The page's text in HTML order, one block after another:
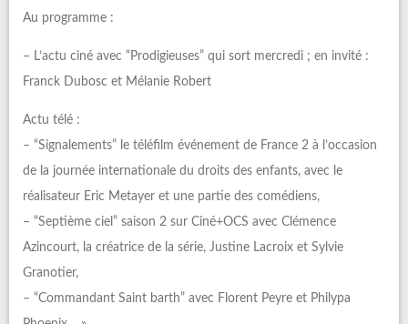
Au programme :
– L’actu ciné avec “Prodigieuses” qui sort mercredi ; en invité :
Franck Dubosc et Mélanie Robert
Actu télé :
– “Signalements” le téléfilm événement de France 2 à l’occasion
de la journée internationale du droits des enfants, avec le
réalisateur Eric Metayer et une partie des comédiens,
– “Septième ciel” saison 2 sur Ciné+OCS avec Clémence
Azincourt, la créatrice de la série, Justine Lacroix et Sylvie
Granotier,
– “Commandant Saint barth” avec Florent Peyre et Philypa